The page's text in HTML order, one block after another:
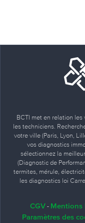
BCTI met en relation
les techniciens.
votre ville (Paris, Lyon,
vos diagnostics
sélectionnez la
(Diagnostic de
termites, mérule,
les diagnostics loi
CGV - Mentions
Paramètres des